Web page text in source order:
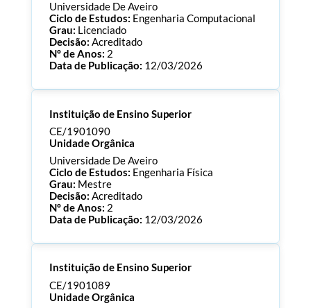
Universidade De Aveiro
Ciclo de Estudos: Engenharia Computacional
Grau: Licenciado
Decisão: Acreditado
Nº de Anos: 2
Data de Publicação: 12/03/2026
ECTS:180.0
Consultar Documentos
Instituição de Ensino Superior
CE/1901090
Unidade Orgânica
Universidade De Aveiro
Ciclo de Estudos: Engenharia Física
Grau: Mestre
Decisão: Acreditado
Nº de Anos: 2
Data de Publicação: 12/03/2026
Processo:
CE/1901090
ECTS:120.0
Consultar Documentos
Instituição de Ensino Superior
CE/1901089
Unidade Orgânica